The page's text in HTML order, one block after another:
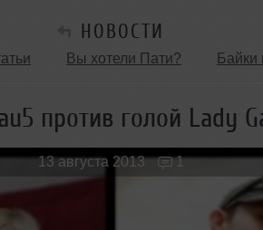
НОВОСТИ
Вы хотели Пати? Байки
стили Обзоры Вечеринок и
Мужчина & Женщина
против голой Lady
13 августа 2013 1